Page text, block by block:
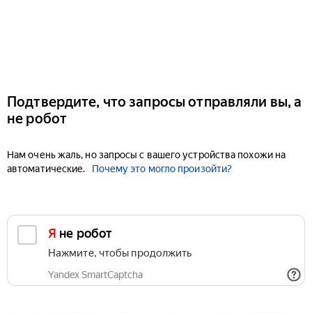
Подтвердите, что запросы отправляли вы, а
не робот
Нам очень жаль, но запросы с вашего устройства похожи на
автоматические.
Почему это могло произойти?
Я не робот
Нажмите, чтобы продолжить
Yandex SmartCaptcha